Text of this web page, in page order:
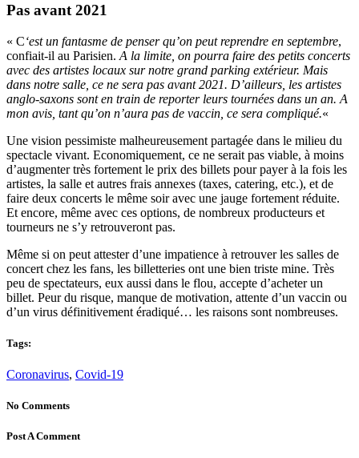
Pas avant 2021
« C‘est un fantasme de penser qu’on peut reprendre en septembre,
confiait-il au Parisien. A la limite, on pourra faire des petits concerts
avec des artistes locaux sur notre grand parking extérieur. Mais
dans notre salle, ce ne sera pas avant 2021. D’ailleurs, les artistes
anglo-saxons sont en train de reporter leurs tournées dans un an. A
mon avis, tant qu’on n’aura pas de vaccin, ce sera compliqué.«
Une vision pessimiste malheureusement partagée dans le milieu du
spectacle vivant. Economiquement, ce ne serait pas viable, à moins
d’augmenter très fortement le prix des billets pour payer à la fois les
artistes, la salle et autres frais annexes (taxes, catering, etc.), et de
faire deux concerts le même soir avec une jauge fortement réduite.
Et encore, même avec ces options, de nombreux producteurs et
tourneurs ne s’y retrouveront pas.
Même si on peut attester d’une impatience à retrouver les salles de
concert chez les fans, les billetteries ont une bien triste mine. Très
peu de spectateurs, eux aussi dans le flou, accepte d’acheter un
billet. Peur du risque, manque de motivation, attente d’un vaccin ou
d’un virus définitivement éradiqué… les raisons sont nombreuses.
Tags:
Coronavirus, Covid-19
No Comments
Post A Comment